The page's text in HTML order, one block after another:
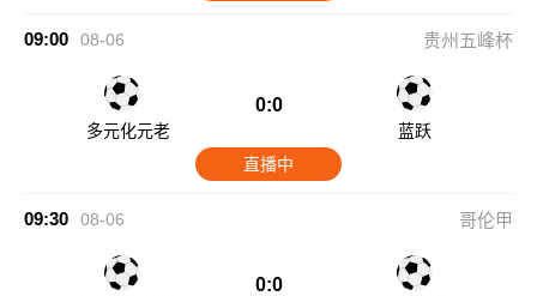
09:00 08-06 贵州五峰杯
多元化元老
0:0
蓝跃
直播中
09:30 08-06 哥伦甲
0:0